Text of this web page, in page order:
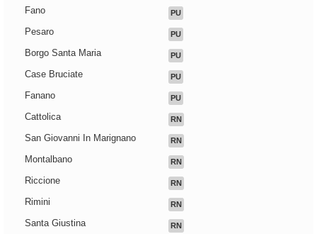
Fano PU
Pesaro PU
Borgo Santa Maria PU
Case Bruciate PU
Fanano PU
Cattolica RN
San Giovanni In Marignano RN
Montalbano RN
Riccione RN
Rimini RN
Santa Giustina RN